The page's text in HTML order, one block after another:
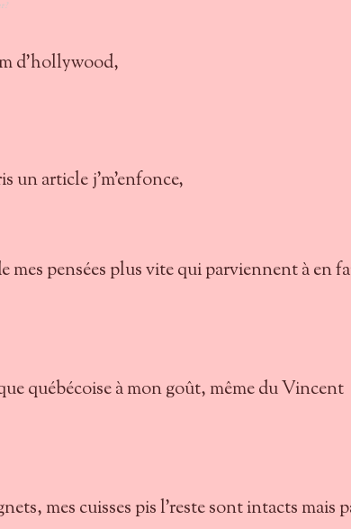
d'hollywood,
un article j'm'enfonce,
mes pensées plus vite qui parviennent à en
québécoise à mon goût, même du Vincent
mes cuisses pis l'reste sont intacts mais